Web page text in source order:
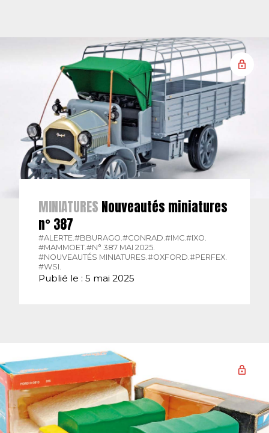
MINIATURES Nouveautés miniatures
n° 387
#ALERTE.#BBURAGO.#CONRAD.#IMC.#IXO.
#MAMMOET.#N° 387 MAI 2025.
#NOUVEAUTÉS MINIATURES.#OXFORD.#PERFEX.
#WSI.
Publié le : 5 mai 2025